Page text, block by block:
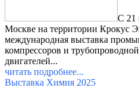
С 21
Москве на территории Крокус
международная выставка
компрессоров и
двигателей...
читать подробнее...
Выставка Химия 2025